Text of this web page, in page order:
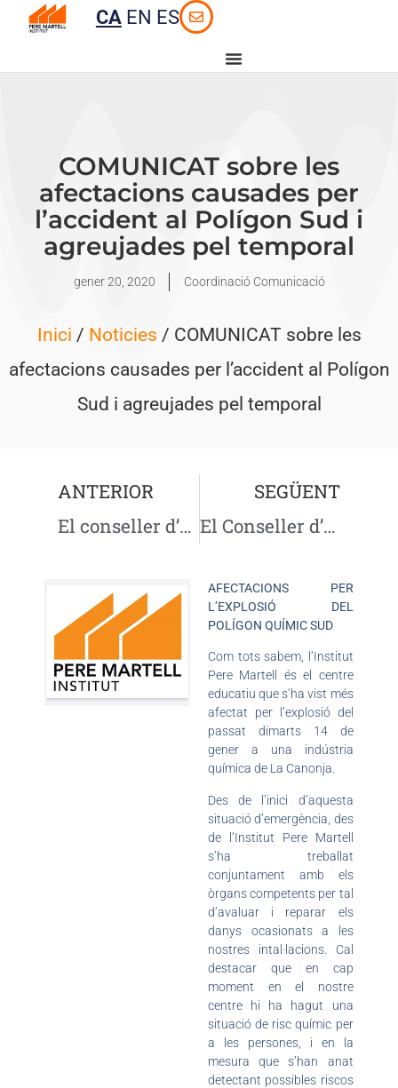
CA EN ES
COMUNICAT sobre les
afectacions causades per
l’accident al Polígon Sud i
agreujades pel temporal
gener 20, 2020 Coordinació Comunicació
Inici / Noticies / COMUNICAT sobre les
afectacions causades per l’accident al Polígon
Sud i agreujades pel temporal
ANTERIOR
El conseller d’Educació es compromet a actuar «de forma immediata» a l’Institut Pere Martell de Tarragona, afectat per l’explosió
SEGÜENT
El Conseller d’Educació visita les instal·lacions del nostre centre afectades pel temporal Glòria
AFECTACIONS PER
L’EXPLOSIÓ DEL
POLÍGON QUÍMIC SUD
Com tots sabem, l’Institut
Pere Martell és el centre
educatiu que s’ha vist més
afectat per l’explosió del
passat dimarts 14 de
gener a una indústria
química de La Canonja.
Des de l’inici d’aquesta
situació d’emergència, des
de l’Institut Pere Martell
s’ha treballat
conjuntament amb els
òrgans competents per tal
d’avaluar i reparar els
danys ocasionats a les
nostres intal·lacions. Cal
destacar que en cap
moment en el nostre
centre hi ha hagut una
situació de risc químic per
a les persones, i en la
mesura que s’han anat
detectant possibles riscos